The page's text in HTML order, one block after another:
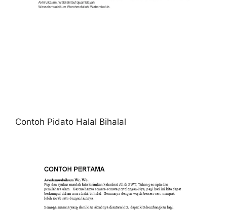
Contoh Pidato Halal Bihalal